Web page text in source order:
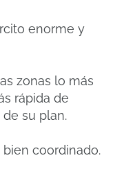
enorme y
zonas lo más
rápida de
su plan.
coordinado.